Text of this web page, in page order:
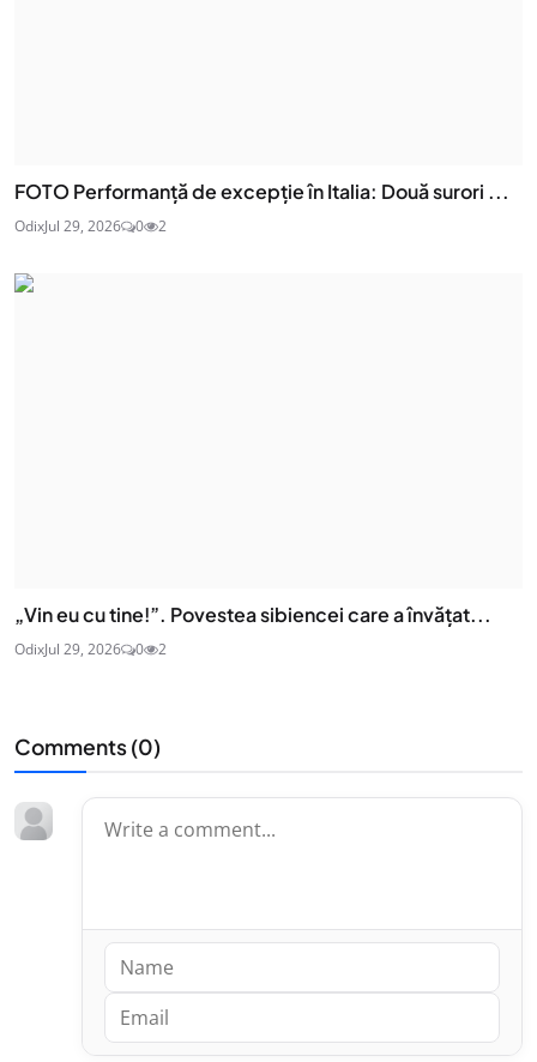
FOTO Performanță de excepție în Italia: Două surori ...
OdixJul 29, 2026 0 2
„Vin eu cu tine!”. Povestea sibiencei care a învățat...
OdixJul 29, 2026 0 2
Comments (0)